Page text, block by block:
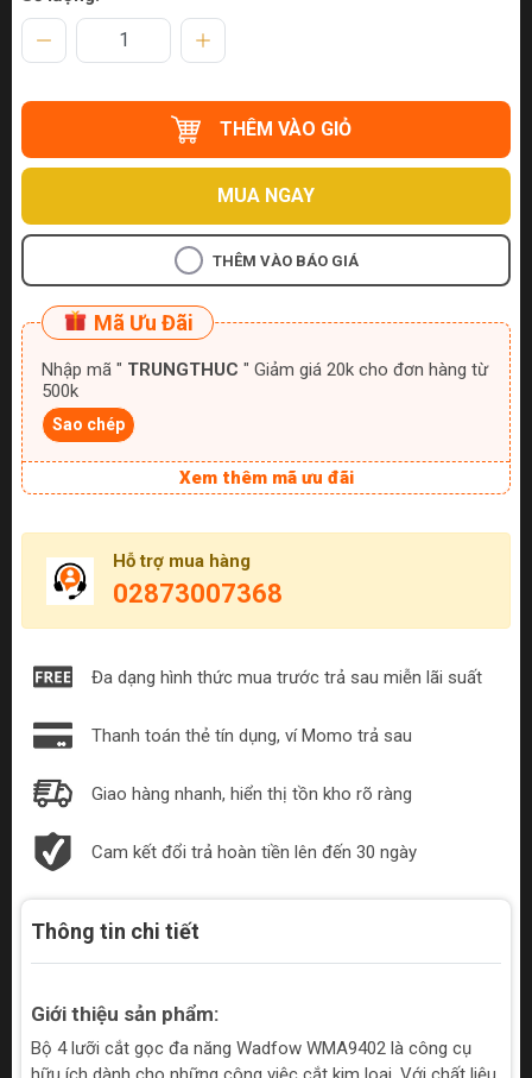
THÊM VÀO GIỎ
MUA NGAY
THÊM VÀO BÁO GIÁ
Mã Ưu Đãi
Nhập mã " TRUNGTHUC " Giảm giá 20k cho đơn hàng từ
500k
Sao chép
Xem thêm mã ưu đãi
Hỗ trợ mua hàng
02873007368
Đa dạng hình thức mua trước trả sau miễn lãi suất
Thanh toán thẻ tín dụng, ví Momo trả sau
Giao hàng nhanh, hiển thị tồn kho rõ ràng
Cam kết đổi trả hoàn tiền lên đến 30 ngày
Thông tin chi tiết
Giới thiệu sản phẩm:
Bộ 4 lưỡi cắt gọc đa năng Wadfow WMA9402 là công cụ